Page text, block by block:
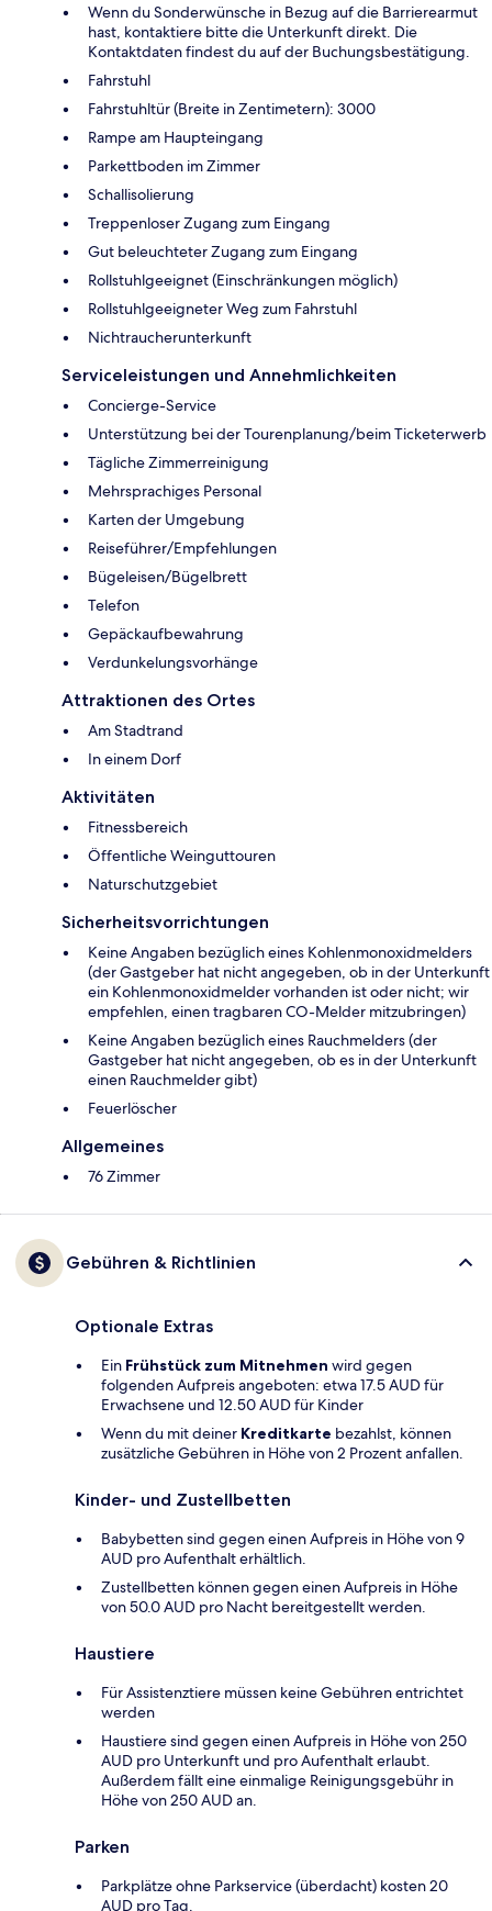
Wenn du Sonderwünsche in Bezug auf die Barrierearmut
hast, kontaktiere bitte die Unterkunft direkt. Die
Kontaktdaten findest du auf der Buchungsbestätigung.
Fahrstuhl
Fahrstuhltür (Breite in Zentimetern): 3000
Rampe am Haupteingang
Parkettboden im Zimmer
Schallisolierung
Treppenloser Zugang zum Eingang
Gut beleuchteter Zugang zum Eingang
Rollstuhlgeeignet (Einschränkungen möglich)
Rollstuhlgeeigneter Weg zum Fahrstuhl
Nichtraucherunterkunft
Serviceleistungen und Annehmlichkeiten
Concierge-Service
Unterstützung bei der Tourenplanung/beim Ticketerwerb
Tägliche Zimmerreinigung
Mehrsprachiges Personal
Karten der Umgebung
Reiseführer/Empfehlungen
Bügeleisen/Bügelbrett
Telefon
Gepäckaufbewahrung
Verdunkelungsvorhänge
Attraktionen des Ortes
Am Stadtrand
In einem Dorf
Aktivitäten
Fitnessbereich
Öffentliche Weinguttouren
Naturschutzgebiet
Sicherheitsvorrichtungen
Keine Angaben bezüglich eines Kohlenmonoxidmelders
(der Gastgeber hat nicht angegeben, ob in der Unterkunft
ein Kohlenmonoxidmelder vorhanden ist oder nicht; wir
empfehlen, einen tragbaren CO-Melder mitzubringen)
Keine Angaben bezüglich eines Rauchmelders (der
Gastgeber hat nicht angegeben, ob es in der Unterkunft
einen Rauchmelder gibt)
Feuerlöscher
Allgemeines
76 Zimmer
Gebühren & Richtlinien
Optionale Extras
Ein Frühstück zum Mitnehmen wird gegen
folgenden Aufpreis angeboten: etwa 17.5 AUD für
Erwachsene und 12.50 AUD für Kinder
Wenn du mit deiner Kreditkarte bezahlst, können
zusätzliche Gebühren in Höhe von 2 Prozent anfallen.
Kinder- und Zustellbetten
Babybetten sind gegen einen Aufpreis in Höhe von 9
AUD pro Aufenthalt erhältlich.
Zustellbetten können gegen einen Aufpreis in Höhe
von 50.0 AUD pro Nacht bereitgestellt werden.
Haustiere
Für Assistenztiere müssen keine Gebühren entrichtet
werden
Haustiere sind gegen einen Aufpreis in Höhe von 250
AUD pro Unterkunft und pro Aufenthalt erlaubt.
Außerdem fällt eine einmalige Reinigungsgebühr in
Höhe von 250 AUD an.
Parken
Parkplätze ohne Parkservice (überdacht) kosten 20
AUD pro Tag.